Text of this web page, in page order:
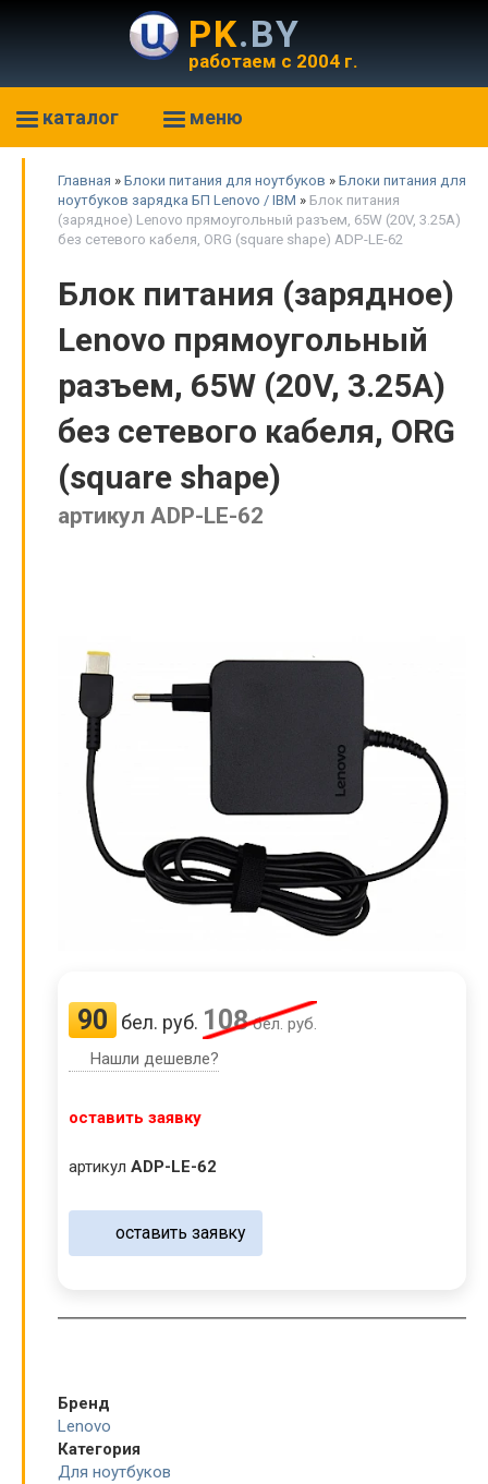
PK.BY
работаем с 2004 г.
каталог меню
Главная » Блоки питания для ноутбуков » Блоки питания для
ноутбуков зарядка БП Lenovo / IBM » Блок питания
(зарядное) Lenovo прямоугольный разъем, 65W (20V, 3.25A)
без сетевого кабеля, ORG (square shape) ADP-LE-62
Блок питания (зарядное)
Lenovo прямоугольный
разъем, 65W (20V, 3.25A)
без сетевого кабеля, ORG
(square shape)
артикул ADP-LE-62
90 бел. руб. 108бел. руб.
Нашли дешевле?
оставить заявку
артикул ADP-LE-62
оставить заявку
Бренд
Lenovo
Категория
Для ноутбуков